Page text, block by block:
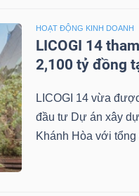
HOẠT ĐỘNG KINH DOANH
LICOGI 14
2,100 tỷ đồng
LICOGI 14 vừa
đầu tư Dự án xây
Khánh Hòa với tổng